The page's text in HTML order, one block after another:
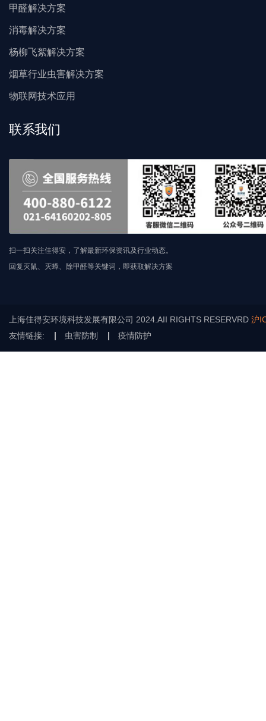
甲醛解决方案
消毒解决方案
杨柳飞絮解决方案
烟草行业虫害解决方案
物联网技术应用
联系我们
扫一扫关注佳得安，了解最新环保资讯及行业动态。
回复灭鼠、灭蟑、除甲醛等关键词，即获取解决方案
上海佳得安环境科技发展有限公司 2024.AII RIGHTS RESERVRD 沪
友情链接:
虫害防制 疫情防护